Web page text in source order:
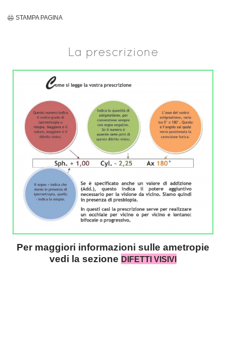
STAMPA PAGINA
La prescrizione
Per maggiori informazioni sulle ametropie
vedi la sezione DIFETTI VISIVI